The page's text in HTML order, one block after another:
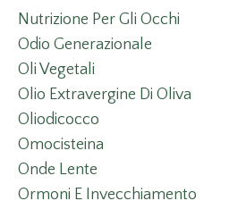
Nutrizione Per Gli Occhi
Odio Generazionale
Oli Vegetali
Olio Extravergine Di Oliva
Oliodicocco
Omocisteina
Onde Lente
Ormoni E Invecchiamento